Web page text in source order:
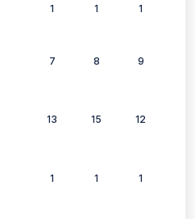
1 1 1
7 8 9
13 15 12
1 1 1